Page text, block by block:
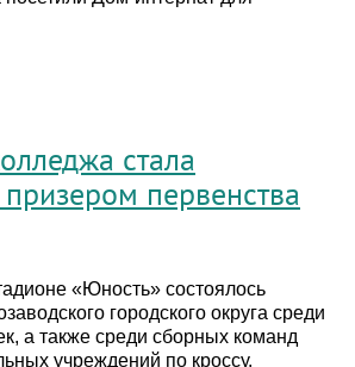
стала
первенства
«Юность» состоялось
городского округа среди
а также среди сборных команд
учреждений по кроссу.